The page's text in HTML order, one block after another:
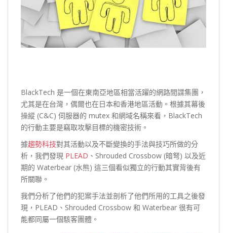
BlackTech 是一個在東南亞地區相當活躍的網路間諜集團，
尤其是在台灣，偶爾也在日本和香港地區活動。根據其幕後
操縱 (C&C) 伺服器的 mutex 和網域名稱來看，BlackTech
的行動主要是竊取攻擊目標的機密技術。
據趨勢科技對其活動以及不斷變換的手法與技巧所做的分
析，我們發現 PLEAD 、Shrouded Crossbow (暗弩) 以及近
期的 Waterbear (水熊) 這三個看似獨立的行動其實背後有
所關聯。
我們分析了他們的犯案手法並剖析了他們所用的工具之後發
現，PLEAD、Shrouded Crossbow 和 Waterbear 很有可
能都同屬一個駭客團體。